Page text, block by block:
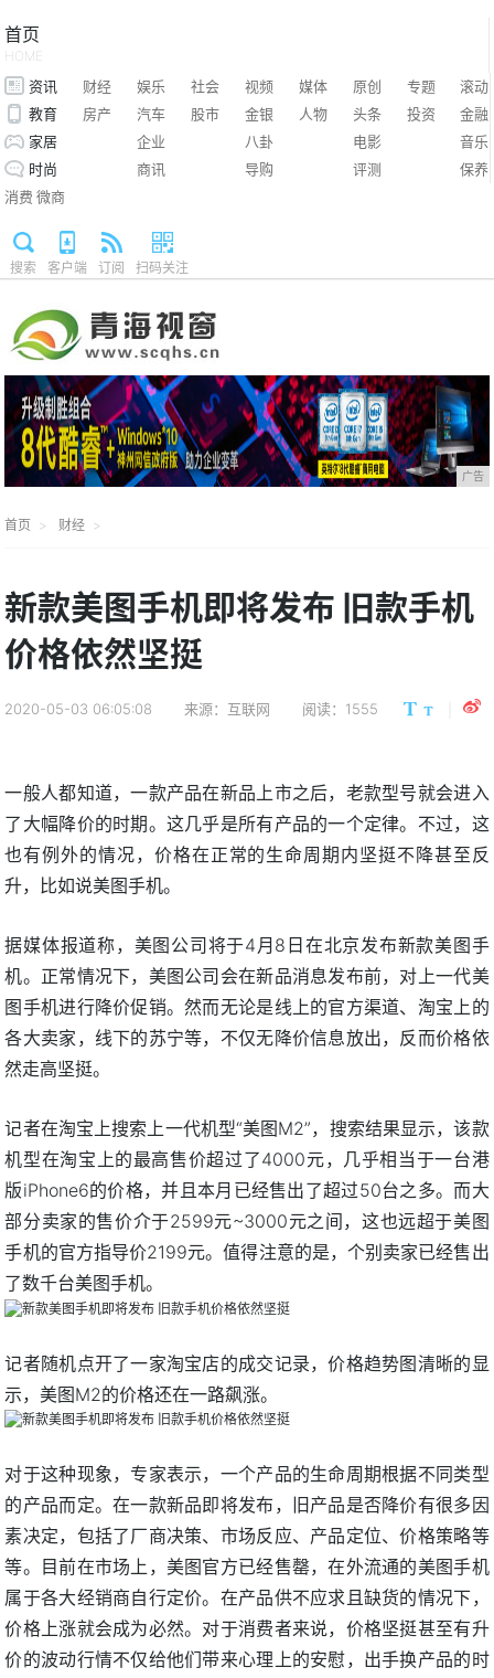
首页
HOME
资讯 财经 娱乐 社会 视频 媒体 原创 专题
滚动
教育
房产 汽车 股市 金银 人物 头条 投资
金融
家居
企业 八卦 电影
音乐
时尚
商讯 导购 评测
保养
消费 微商
搜索 客户端 订阅 扫码关注
广告
首页 财经
新款美图手机即将发布 旧款手机
价格依然坚挺
2020-05-03 06:05:08 来源：互联网 阅读：1555
一般人都知道，一款产品在新品上市之后，老款型号就会进入
了大幅降价的时期。这几乎是所有产品的一个定律。不过，这
也有例外的情况，价格在正常的生命周期内坚挺不降甚至反
升，比如说美图手机。
据媒体报道称，美图公司将于4月8日在北京发布新款美图手
机。正常情况下，美图公司会在新品消息发布前，对上一代美
图手机进行降价促销。然而无论是线上的官方渠道、淘宝上的
各大卖家，线下的苏宁等，不仅无降价信息放出，反而价格依
然走高坚挺。
记者在淘宝上搜索上一代机型“美图M2”，搜索结果显示，该款
机型在淘宝上的最高售价超过了4000元，几乎相当于一台港
版iPhone6的价格，并且本月已经售出了超过50台之多。而大
部分卖家的售价介于2599元~3000元之间，这也远超于美图
手机的官方指导价2199元。值得注意的是，个别卖家已经售出
了数千台美图手机。
记者随机点开了一家淘宝店的成交记录，价格趋势图清晰的显
示，美图M2的价格还在一路飙涨。
对于这种现象，专家表示，一个产品的生命周期根据不同类型
的产品而定。在一款新品即将发布，旧产品是否降价有很多因
素决定，包括了厂商决策、市场反应、产品定位、价格策略等
等。目前在市场上，美图官方已经售罄，在外流通的美图手机
属于各大经销商自行定价。在产品供不应求且缺货的情况下，
价格上涨就会成为必然。对于消费者来说，价格坚挺甚至有升
价的波动行情不仅给他们带来心理上的安慰，出手换产品的时